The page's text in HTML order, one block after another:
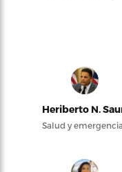
Heriberto N.
Salud y